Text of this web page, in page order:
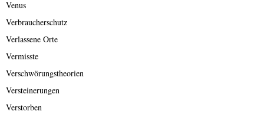
Venus
Verbraucherschutz
Verlassene Orte
Vermisste
Verschwörungstheorien
Versteinerungen
Verstorben